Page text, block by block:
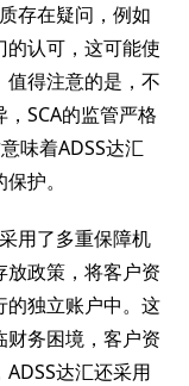
存在疑问，例如
认可，这可能使
得注意的是，不
SCA的监管严格
味着ADSS达汇
护。
用了多重保障机
政策，将客户资
的独立账户中。这
务困境，客户资
达汇还采用